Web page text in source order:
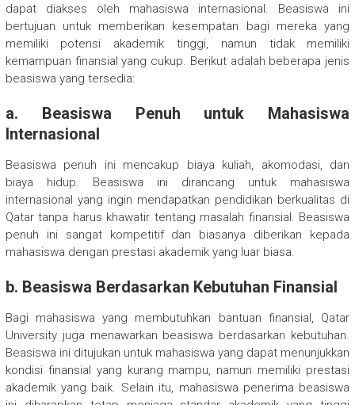
dapat diakses oleh mahasiswa internasional. Beasiswa ini
bertujuan untuk memberikan kesempatan bagi mereka yang
memiliki potensi akademik tinggi, namun tidak memiliki
kemampuan finansial yang cukup. Berikut adalah beberapa jenis
beasiswa yang tersedia:
a. Beasiswa Penuh untuk Mahasiswa
Internasional
Beasiswa penuh ini mencakup biaya kuliah, akomodasi, dan
biaya hidup. Beasiswa ini dirancang untuk mahasiswa
internasional yang ingin mendapatkan pendidikan berkualitas di
Qatar tanpa harus khawatir tentang masalah finansial. Beasiswa
penuh ini sangat kompetitif dan biasanya diberikan kepada
mahasiswa dengan prestasi akademik yang luar biasa.
b. Beasiswa Berdasarkan Kebutuhan Finansial
Bagi mahasiswa yang membutuhkan bantuan finansial, Qatar
University juga menawarkan beasiswa berdasarkan kebutuhan.
Beasiswa ini ditujukan untuk mahasiswa yang dapat menunjukkan
kondisi finansial yang kurang mampu, namun memiliki prestasi
akademik yang baik. Selain itu, mahasiswa penerima beasiswa